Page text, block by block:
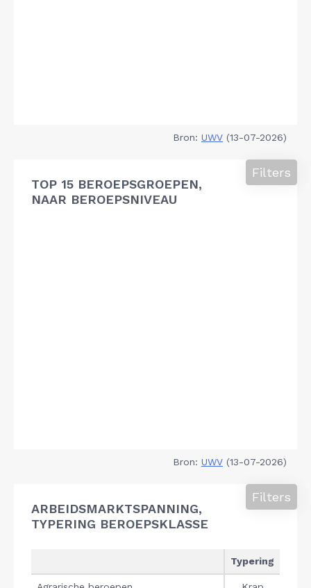
Bron: UWV (13-07-2026)
TOP 15 BEROEPSGROEPEN,
NAAR BEROEPSNIVEAU
Filters
Bron: UWV (13-07-2026)
ARBEIDSMARKTSPANNING,
TYPERING BEROEPSKLASSE
Filters